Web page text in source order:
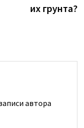
их грунта?
автора